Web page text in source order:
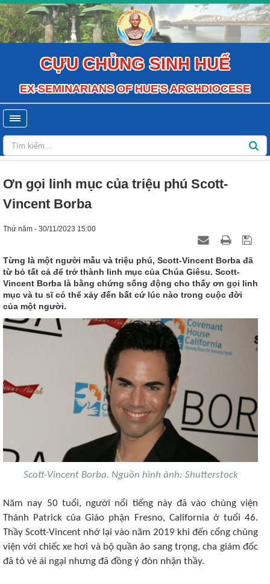
CỰU CHỦNG SINH HUẾ
EX-SEMINARIANS OF HUE'S ARCHDIOCESE
Ơn gọi linh mục của triệu phú Scott-
Vincent Borba
Thứ năm - 30/11/2023 15:00
Từng là một người mẫu và triệu phú, Scott-Vincent Borba đã
từ bỏ tất cả để trở thành linh mục của Chúa Giêsu. Scott-
Vincent Borba là bằng chứng sống động cho thấy ơn gọi linh
mục và tu sĩ có thể xảy đến bất cứ lúc nào trong cuộc đời
của một người.
Scott-Vincent Borba. Nguồn hình ảnh: Shutterstock
Năm nay 50 tuổi, người nổi tiếng này đã vào chủng viện
Thánh Patrick của Giáo phận Fresno, California ở tuổi 46.
Thầy Scott-Vincent nhớ lại vào năm 2019 khi đến cổng chủng
viện với chiếc xe hơi và bộ quần áo sang trọng, cha giám đốc
đã tỏ vẻ ái ngại nhưng đã đồng ý đón nhận thầy.